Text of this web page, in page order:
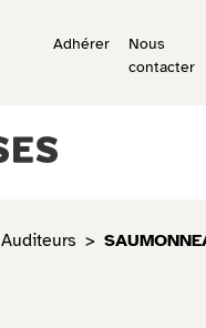
Adhérer
Nous
contacter
Auditeurs